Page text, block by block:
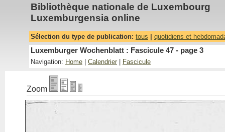
Bibliothèque nationale de Luxembourg
Luxemburgensia online
Sélection du type de publication: tous quotidiens et
Luxemburger Wochenblatt : Fascicule 47 - page 3
Navigation: Home Calendrier Fascicule
Zoom